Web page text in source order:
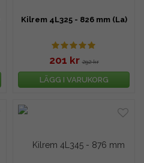
Kilrem 4L325 - 826 mm (La)
201 kr 292 kr
LÄGG I VARUKORG